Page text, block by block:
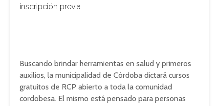
inscripción previa
Buscando brindar herramientas en salud y primeros
auxilios, la municipalidad de Córdoba dictará cursos
gratuitos de RCP abierto a toda la comunidad
cordobesa. El mismo está pensado para personas